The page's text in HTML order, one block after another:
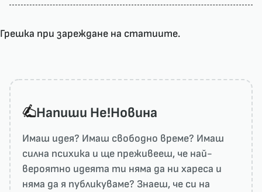
Грешка при зареждане на статиите.
Напиши He!Новина
Имаш идея? Имаш свободно време? Имаш
силна психика и ще преживееш, че най-
вероятно идеята ти няма да ни харесa и
няма да я публикуваме? Знаеш, че си на